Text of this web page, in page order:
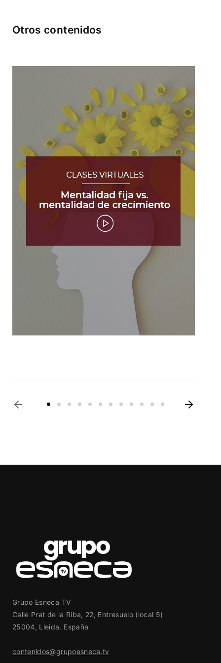
Otros contenidos
Grupo Esneca TV
Calle Prat de la Riba, 22, Entresuelo (local 5)
25004, Lleida. España
contenidos@grupoesneca.tv